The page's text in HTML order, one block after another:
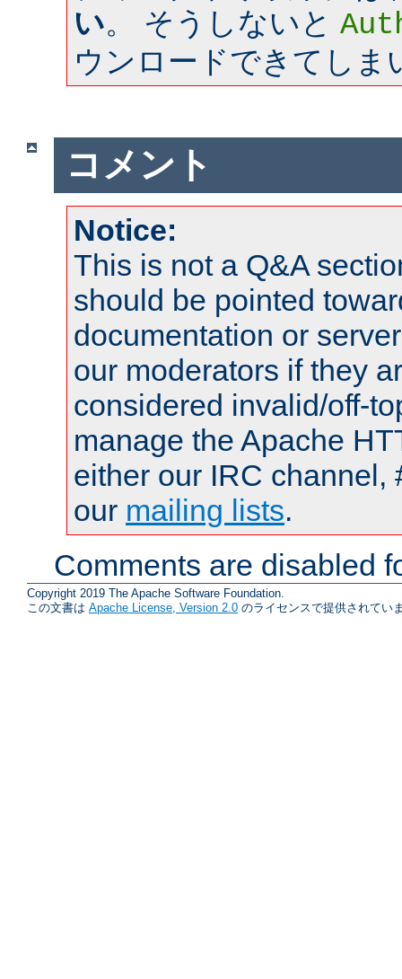
い。 そうしないと
ウンロードできてしま
コメント
Notice:
This is not a Q&A
should be pointed
documentation or
our moderators if they
considered invalid/off-
manage the Apache
either our IRC channel,
our mailing lists.
Comments are disabled
Copyright 2019 The Apache Software Foundation.
この文書は Apache License, Version 2.0 のライセンスで提供されてい